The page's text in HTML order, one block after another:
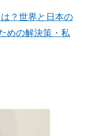
？世界と日本の
めの解決策・私